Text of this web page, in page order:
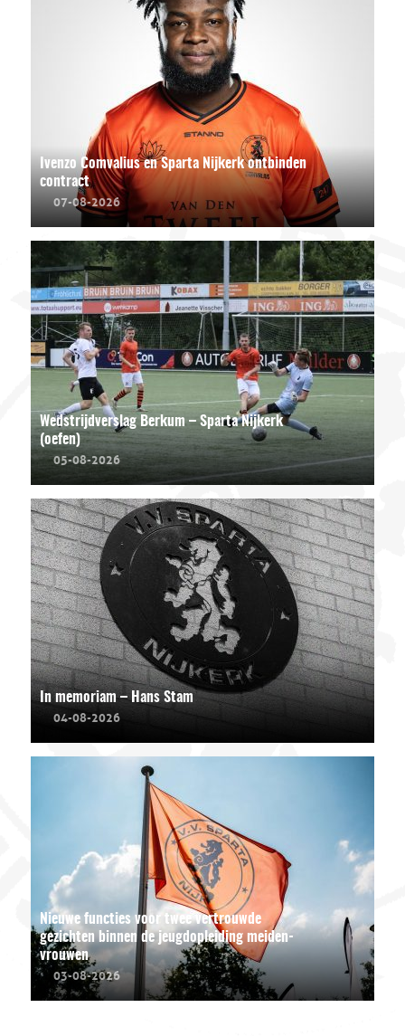
Ivenzo Comvalius en Sparta Nijkerk ontbinden
contract
07-08-2026
Wedstrijdverslag Berkum – Sparta Nijkerk
(oefen)
05-08-2026
In memoriam – Hans Stam
04-08-2026
Nieuwe functies voor twee vertrouwde
gezichten binnen de jeugdopleiding meiden-
vrouwen
03-08-2026